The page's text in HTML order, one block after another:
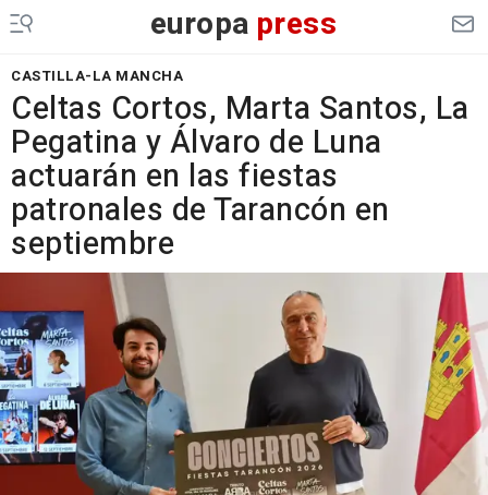
europa press
CASTILLA-LA MANCHA
Celtas Cortos, Marta Santos, La
Pegatina y Álvaro de Luna
actuarán en las fiestas
patronales de Tarancón en
septiembre